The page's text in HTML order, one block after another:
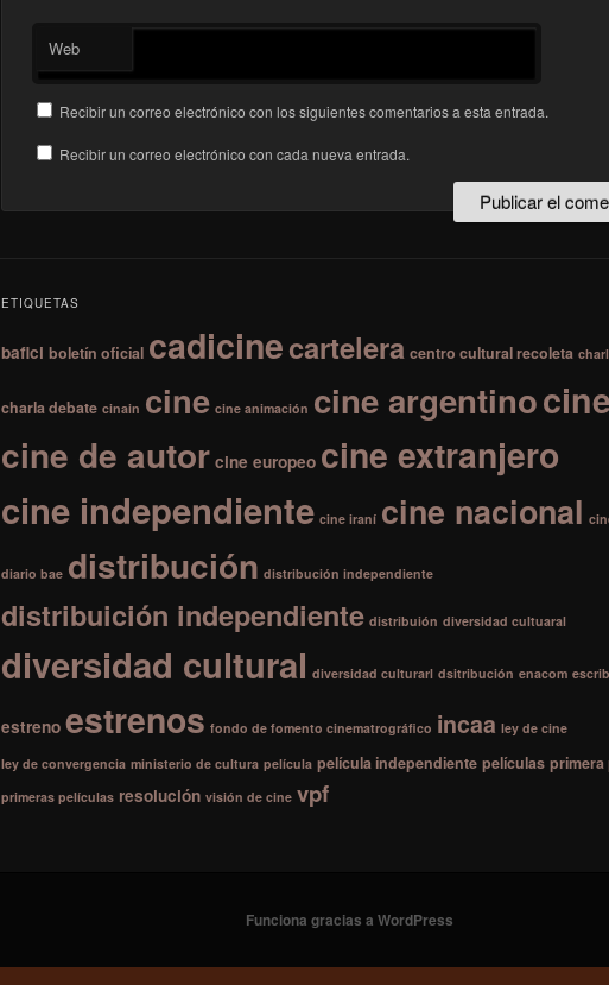
Web
Recibir un correo electrónico con los siguientes comentarios a esta entrada.
Recibir un correo electrónico con cada nueva entrada.
ETIQUETAS
bafici boletín oficial cadicinecartelera centro cultural recoleta
charla debate cinain cine cine animación cine argentino
cine de autor cine europeo cine extranjero
cine independiente cine iraní cine nacional
diario bae distribución distribución independiente
distribuición independiente distribuión diversidad cultuaral
diversidad cultural diversidad culturarl dsitribución enacom
estreno estrenos fondo de fomento cinematrográfico incaa ley de cine
ley de convergencia ministerio de cultura película película independiente películas primera
primeras películas resolución visión de cine vpf
Funciona gracias a WordPress